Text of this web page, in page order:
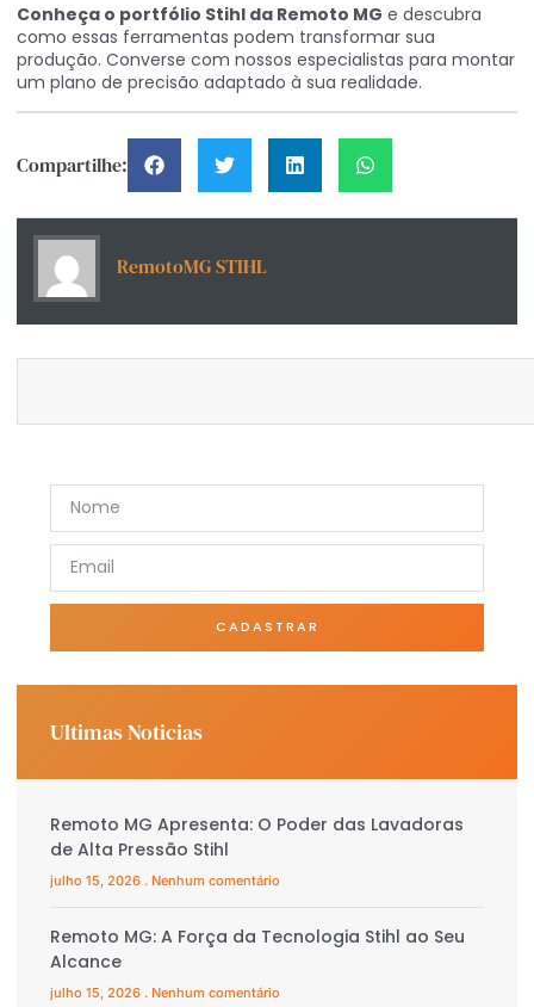
Conheça o portfólio Stihl da Remoto MG e descubra
como essas ferramentas podem transformar sua
produção. Converse com nossos especialistas para montar
um plano de precisão adaptado à sua realidade.
Compartilhe:
RemotoMG STIHL
CADASTRAR
Ultimas Noticias
Remoto MG Apresenta: O Poder das Lavadoras
de Alta Pressão Stihl
julho 15, 2026 Nenhum comentário
Remoto MG: A Força da Tecnologia Stihl ao Seu
Alcance
julho 15, 2026 Nenhum comentário